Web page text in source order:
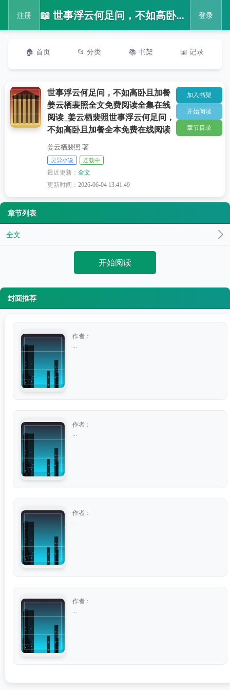
注册 📖 世事浮云何足问，不如高卧且加餐姜云栖裴照全文免费阅读全集在线阅读_姜云栖裴照世事浮云何足问，不如高卧且加餐全本免费在线阅读 登录
🏠 首页 📂 分类 📚 书架 📖 记录
世事浮云何足问，不如高卧且加餐
姜云栖裴照全文免费阅读全集在线
阅读_姜云栖裴照世事浮云何足问，
不如高卧且加餐全本免费在线阅读
姜云栖裴照 著
灵异小说 连载中
最近更新：全文
更新时间：2026-06-04 13:41:49
加入书架
开始阅读
章节目录
章节列表
全文
开始阅读
封面推荐
作者：
作者：
作者：
作者：